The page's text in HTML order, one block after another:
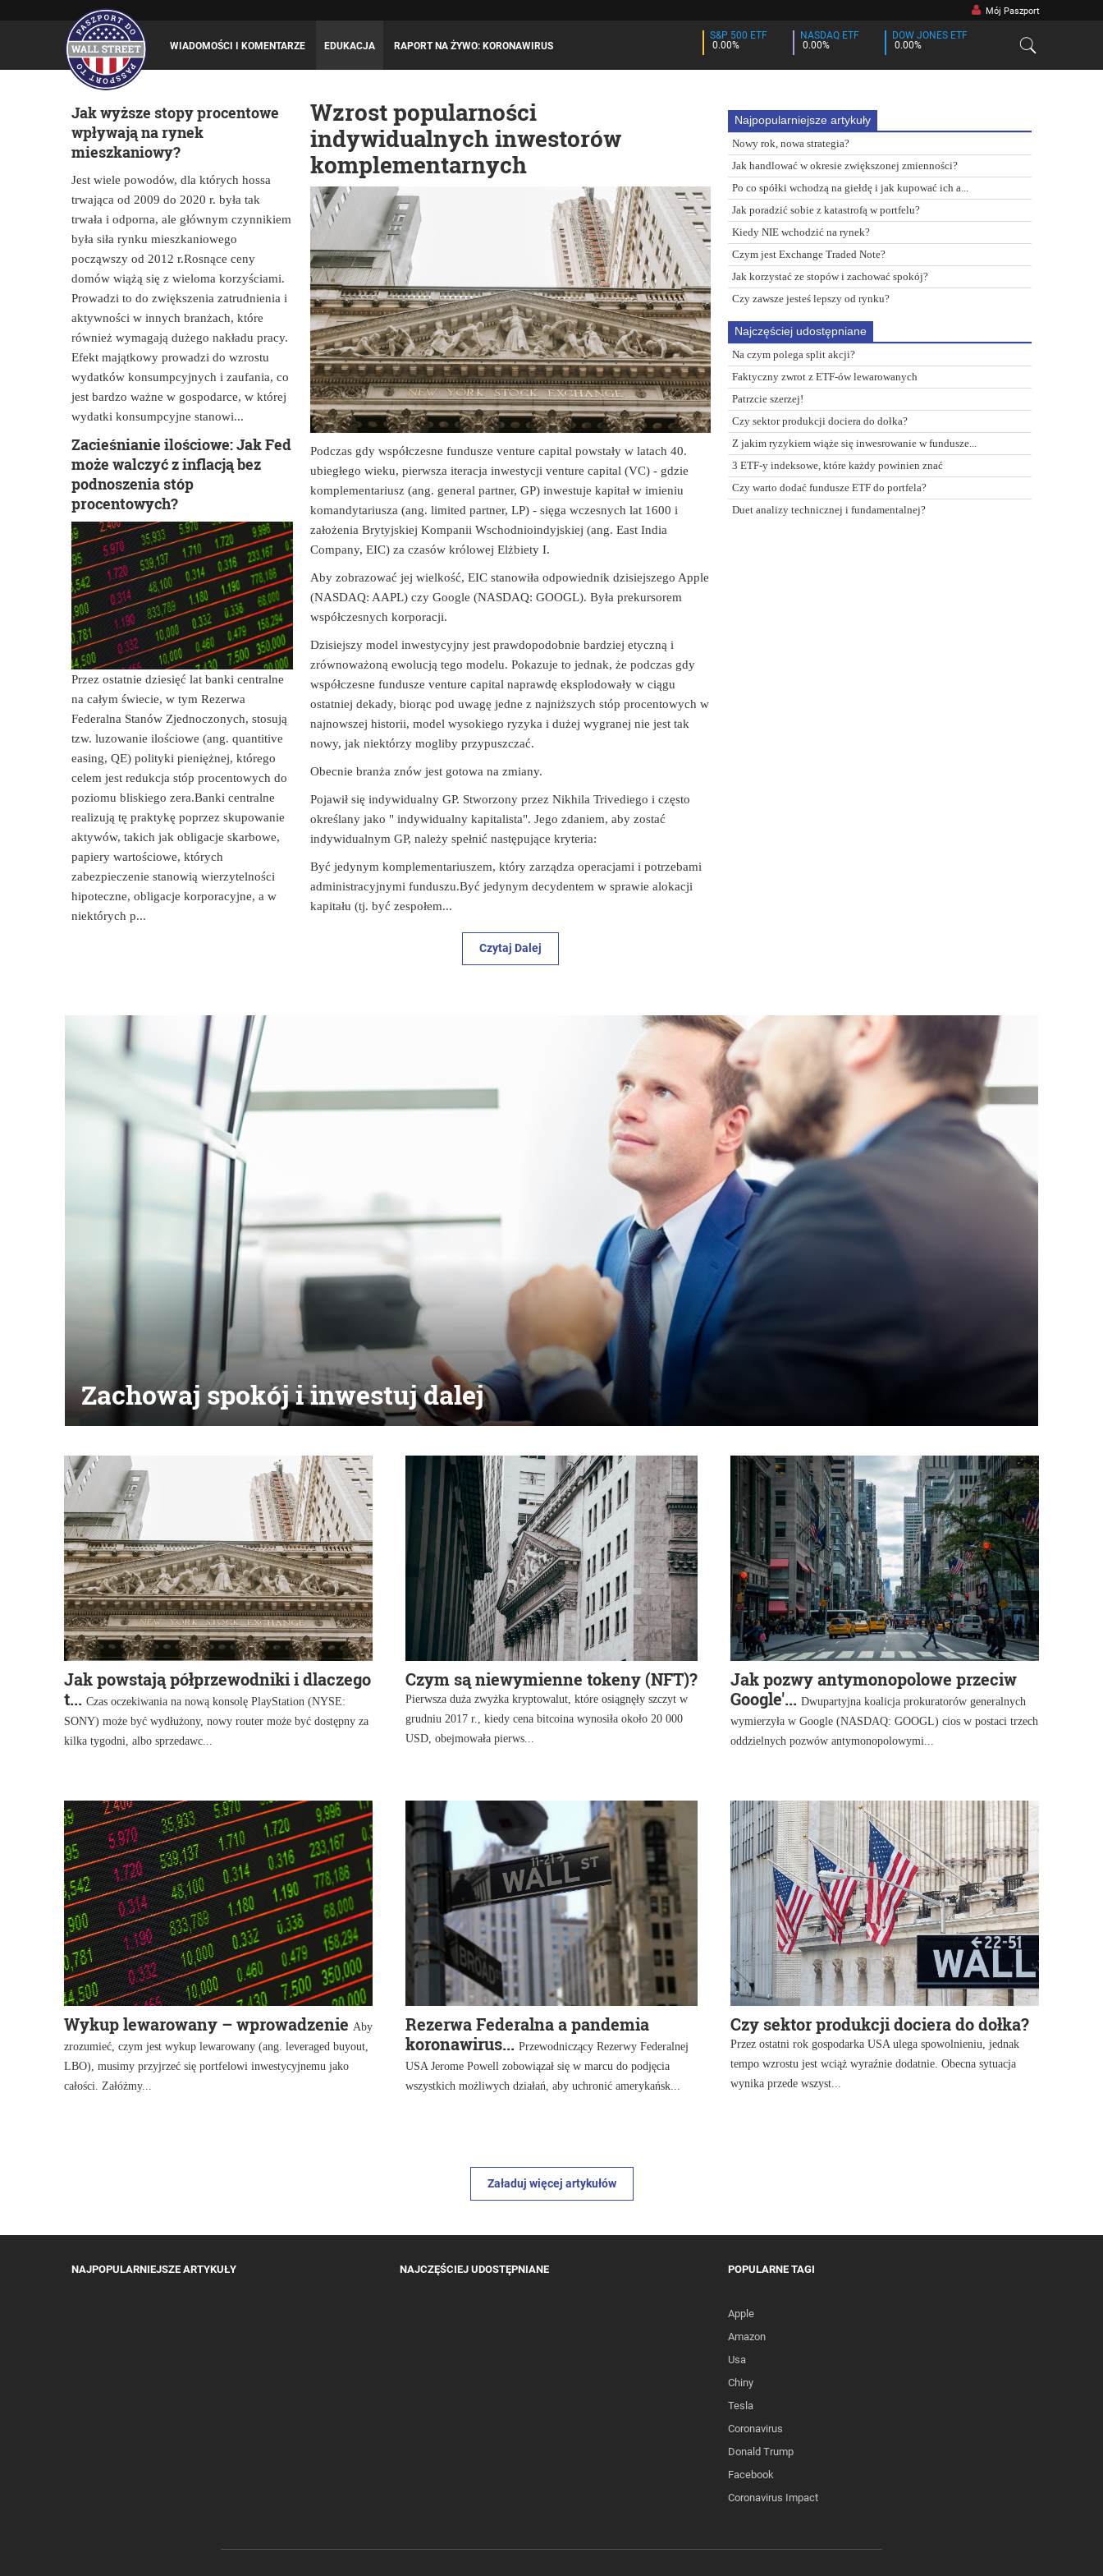
Mój Paszport
WIADOMOŚCI I KOMENTARZE EDUKACJA RAPORT NA ŻYWO: KORONAWIRUS
S&P 500 ETF
0.00%
NASDAQ ETF
0.00%
DOW JONES ETF
0.00%
Jak wyższe stopy procentowe
wpływają na rynek
mieszkaniowy?
Jest wiele powodów, dla których hossa
trwająca od 2009 do 2020 r. była tak
trwała i odporna, ale głównym czynnikiem
była siła rynku mieszkaniowego
począwszy od 2012 r.Rosnące ceny
domów wiążą się z wieloma korzyściami.
Prowadzi to do zwiększenia zatrudnienia i
aktywności w innych branżach, które
również wymagają dużego nakładu pracy.
Efekt majątkowy prowadzi do wzrostu
wydatków konsumpcyjnych i zaufania, co
jest bardzo ważne w gospodarce, w której
wydatki konsumpcyjne stanowi...
Zacieśnianie ilościowe: Jak Fed
może walczyć z inflacją bez
podnoszenia stóp
procentowych?
Przez ostatnie dziesięć lat banki centralne
na całym świecie, w tym Rezerwa
Federalna Stanów Zjednoczonych, stosują
tzw. luzowanie ilościowe (ang. quantitive
easing, QE) polityki pieniężnej, którego
celem jest redukcja stóp procentowych do
poziomu bliskiego zera.Banki centralne
realizują tę praktykę poprzez skupowanie
aktywów, takich jak obligacje skarbowe,
papiery wartościowe, których
zabezpieczenie stanowią wierzytelności
hipoteczne, obligacje korporacyjne, a w
niektórych p...
Wzrost popularności
indywidualnych inwestorów
komplementarnych
Podczas gdy współczesne fundusze venture capital powstały w latach 40.
ubiegłego wieku, pierwsza iteracja inwestycji venture capital (VC) - gdzie
komplementariusz (ang. general partner, GP) inwestuje kapitał w imieniu
komandytariusza (ang. limited partner, LP) - sięga wczesnych lat 1600 i
założenia Brytyjskiej Kompanii Wschodnioindyjskiej (ang. East India
Company, EIC) za czasów królowej Elżbiety I.
Aby zobrazować jej wielkość, EIC stanowiła odpowiednik dzisiejszego Apple
(NASDAQ: AAPL) czy Google (NASDAQ: GOOGL). Była prekursorem
współczesnych korporacji.
Dzisiejszy model inwestycyjny jest prawdopodobnie bardziej etyczną i
zrównoważoną ewolucją tego modelu. Pokazuje to jednak, że podczas gdy
współczesne fundusze venture capital naprawdę eksplodowały w ciągu
ostatniej dekady, biorąc pod uwagę jedne z najniższych stóp procentowych w
najnowszej historii, model wysokiego ryzyka i dużej wygranej nie jest tak
nowy, jak niektórzy mogliby przypuszczać.
Obecnie branża znów jest gotowa na zmiany.
Pojawił się indywidualny GP. Stworzony przez Nikhila Trivediego i często
określany jako " indywidualny kapitalista". Jego zdaniem, aby zostać
indywidualnym GP, należy spełnić następujące kryteria:
Być jedynym komplementariuszem, który zarządza operacjami i potrzebami
administracyjnymi funduszu.Być jedynym decydentem w sprawie alokacji
kapitału (tj. być zespołem...
Czytaj Dalej
Najpopularniejsze artykuły
Nowy rok, nowa strategia?
Jak handlować w okresie zwiększonej zmienności?
Po co spółki wchodzą na giełdę i jak kupować ich a...
Jak poradzić sobie z katastrofą w portfelu?
Kiedy NIE wchodzić na rynek?
Czym jest Exchange Traded Note?
Jak korzystać ze stopów i zachować spokój?
Czy zawsze jesteś lepszy od rynku?
Najczęściej udostępniane
Na czym polega split akcji?
Faktyczny zwrot z ETF-ów lewarowanych
Patrzcie szerzej!
Czy sektor produkcji dociera do dołka?
Z jakim ryzykiem wiąże się inwesrowanie w fundusze...
3 ETF-y indeksowe, które każdy powinien znać
Czy warto dodać fundusze ETF do portfela?
Duet analizy technicznej i fundamentalnej?
Zachowaj spokój i inwestuj dalej
Jak powstają półprzewodniki i dlaczego
t... Czas oczekiwania na nową konsolę PlayStation (NYSE:
SONY) może być wydłużony, nowy router może być dostępny za
kilka tygodni, albo sprzedawc...
Czym są niewymienne tokeny (NFT)?
Pierwsza duża zwyżka kryptowalut, które osiągnęły szczyt w
grudniu 2017 r., kiedy cena bitcoina wynosiła około 20 000
USD, obejmowała pierws...
Jak pozwy antymonopolowe przeciw
Google'... Dwupartyjna koalicja prokuratorów generalnych
wymierzyła w Google (NASDAQ: GOOGL) cios w postaci trzech
oddzielnych pozwów antymonopolowymi...
Wykup lewarowany – wprowadzenie Aby
zrozumieć, czym jest wykup lewarowany (ang. leveraged buyout,
LBO), musimy przyjrzeć się portfelowi inwestycyjnemu jako
całości. Załóżmy...
Rezerwa Federalna a pandemia
koronawirus... Przewodniczący Rezerwy Federalnej
USA Jerome Powell zobowiązał się w marcu do podjęcia
wszystkich możliwych działań, aby uchronić amerykańsk...
Czy sektor produkcji dociera do dołka?
Przez ostatni rok gospodarka USA ulega spowolnieniu, jednak
tempo wzrostu jest wciąż wyraźnie dodatnie. Obecna sytuacja
wynika przede wszyst...
Załaduj więcej artykułów
NAJPOPULARNIEJSZE ARTYKUŁY NAJCZĘŚCIEJ UDOSTĘPNIANE POPULARNE TAGI
Apple
Amazon
Usa
Chiny
Tesla
Coronavirus
Donald Trump
Facebook
Coronavirus Impact